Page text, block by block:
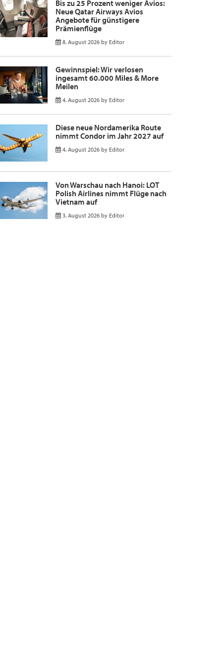
Bis zu 25 Prozent weniger Avios:
Neue Qatar Airways Avios
Angebote für günstigere
Prämienflüge
8. August 2026 by Editor
Gewinnspiel: Wir verlosen
ingesamt 60.000 Miles & More
Meilen
4. August 2026 by Editor
Diese neue Nordamerika Route
nimmt Condor im Jahr 2027 auf
4. August 2026 by Editor
Von Warschau nach Hanoi: LOT
Polish Airlines nimmt Flüge nach
Vietnam auf
3. August 2026 by Editor